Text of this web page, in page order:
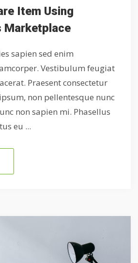
Item Using
Marketplace
sapien sed enim
Vestibulum feugiat
Praesent consectetur
non pellentesque nunc
non sapien mi. Phasellus
eu ...